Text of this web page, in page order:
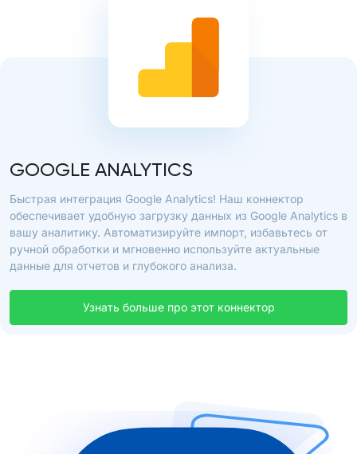
GOOGLE ANALYTICS
Быстрая интеграция Google Analytics! Наш коннектор
обеспечивает удобную загрузку данных из Google Analytics в
вашу аналитику. Автоматизируйте импорт, избавьтесь от
ручной обработки и мгновенно используйте актуальные
данные для отчетов и глубокого анализа.
Узнать больше про этот коннектор